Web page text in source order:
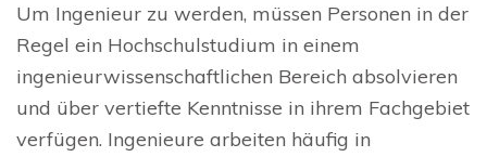
Um Ingenieur zu werden, müssen Personen in der
Regel ein Hochschulstudium in einem
ingenieurwissenschaftlichen Bereich absolvieren
und über vertiefte Kenntnisse in ihrem Fachgebiet
verfügen. Ingenieure arbeiten häufig in